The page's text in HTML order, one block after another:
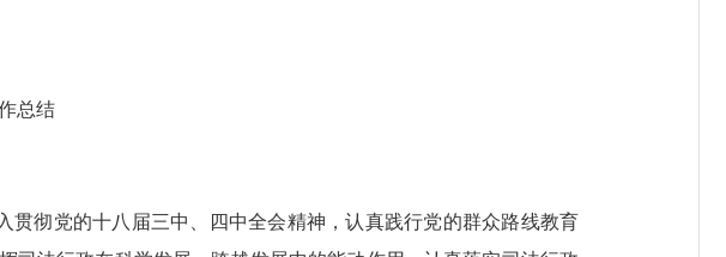
总结
彻党的十八届三中、四中全会精神，认真践行党的群众路线教育